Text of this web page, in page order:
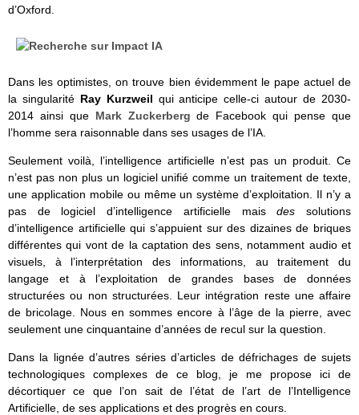
d’Oxford.
Dans les optimistes, on trouve bien évidemment le pape actuel de
la singularité Ray Kurzweil qui anticipe celle-ci autour de 2030-
2014 ainsi que Mark Zuckerberg de Facebook qui pense que
l’homme sera raisonnable dans ses usages de l’IA.
Seulement voilà, l’intelligence artificielle n’est pas un produit. Ce
n’est pas non plus un logiciel unifié comme un traitement de texte,
une application mobile ou même un système d’exploitation. Il n’y a
pas de logiciel d’intelligence artificielle maisdes solutions
d’intelligence artificielle qui s’appuient sur des dizaines de briques
différentes qui vont de la captation des sens, notamment audio et
visuels, à l’interprétation des informations, au traitement du
langage et à l’exploitation de grandes bases de données
structurées ou non structurées. Leur intégration reste une affaire
de bricolage. Nous en sommes encore à l’âge de la pierre, avec
seulement une cinquantaine d’années de recul sur la question.
Dans la lignée d’autres séries d’articles de défrichages de sujets
technologiques complexes de ce blog, je me propose ici de
décortiquer ce que l’on sait de l’état de l’art de l’Intelligence
Artificielle, de ses applications et des progrès en cours.